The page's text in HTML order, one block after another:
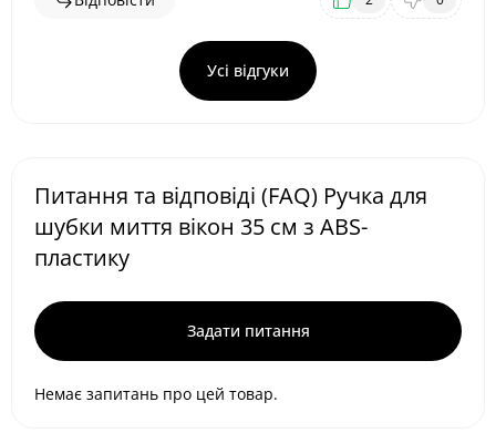
Усі відгуки
Питання та відповіді (FAQ) Ручка для
шубки миття вікон 35 см з ABS-
пластику
Задати питання
Немає запитань про цей товар.